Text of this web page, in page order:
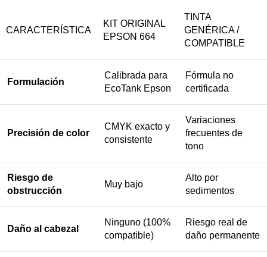
CARACTERÍSTICA
KIT ORIGINAL
EPSON 664
TINTA
GENÉRICA /
COMPATIBLE
Formulación
Calibrada para
EcoTank Epson
Fórmula no
certificada
Precisión de color
CMYK exacto y
consistente
Variaciones
frecuentes de
tono
Riesgo de
obstrucción
Muy bajo
Alto por
sedimentos
Daño al cabezal
Ninguno (100%
compatible)
Riesgo real de
daño permanente